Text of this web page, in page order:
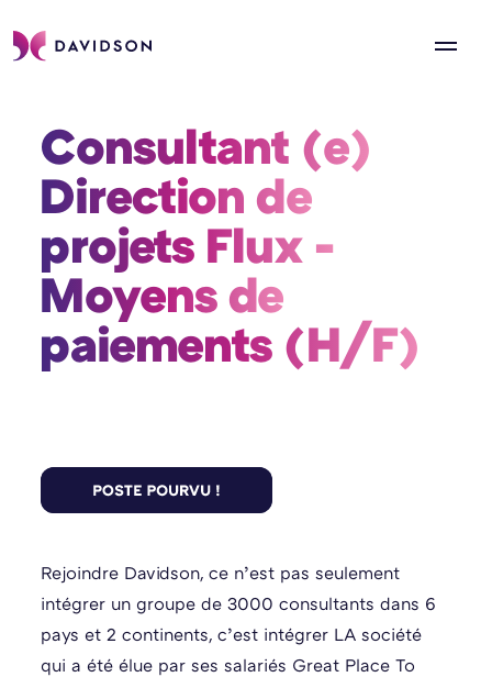
Consultant (e)
Direction de
projets Flux -
Moyens de
paiements (H/F)
Rejoindre Davidson, ce n’est pas seulement
intégrer un groupe de 3000 consultants dans 6
pays et 2 continents, c’est intégrer LA société
qui a été élue par ses salariés Great Place To